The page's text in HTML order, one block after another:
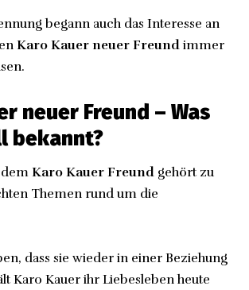
begann auch das Interesse an
Karo Kauer neuer Freund immer
neuer Freund – Was
bekannt?
Karo Kauer Freund gehört zu
Themen rund um die
dass sie wieder in einer Beziehung
Karo Kauer ihr Liebesleben heute